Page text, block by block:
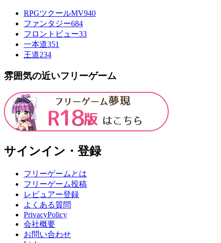
RPGツクールMV940
ファンタジー684
フロントビュー33
一本道351
王道234
雰囲気の近いフリーゲーム
サインイン・登録
フリーゲームとは
フリーゲーム投稿
レビュアー登録
よくある質問
PrivacyPolicy
会社概要
お問い合わせ